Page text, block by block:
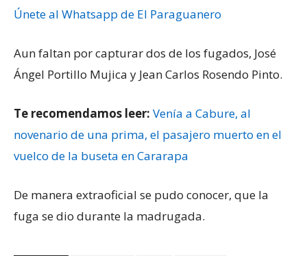
Únete al Whatsapp de El Paraguanero
Aun faltan por capturar dos de los fugados, José
Ángel Portillo Mujica y Jean Carlos Rosendo Pinto.
Te recomendamos leer: Venía a Cabure, al
novenario de una prima, el pasajero muerto en el
vuelco de la buseta en Cararapa
De manera extraoficial se pudo conocer, que la
fuga se dio durante la madrugada.